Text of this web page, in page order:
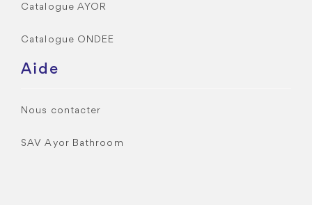
Catalogue AYOR
Catalogue ONDEE
Aide
Nous contacter
SAV Ayor Bathroom